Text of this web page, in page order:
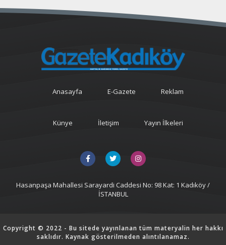
Anasayfa E-Gazete Reklam
Künye İletişim Yayın İlkeleri
Hasanpaşa Mahallesi Sarayardi Caddesi No: 98 Kat: 1 Kadıköy /
İSTANBUL
Copyright © 2022 - Bu sitede yayınlanan tüm materyalin her hakkı
saklıdır. Kaynak gösterilmeden alıntılanamaz.